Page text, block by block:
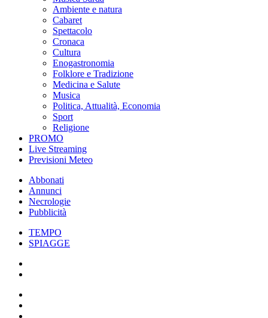
Ambiente e natura
Cabaret
Spettacolo
Cronaca
Cultura
Enogastronomia
Folklore e Tradizione
Medicina e Salute
Musica
Politica, Attualità, Economia
Sport
Religione
PROMO
Live Streaming
Previsioni Meteo
Abbonati
Annunci
Necrologie
Pubblicità
TEMPO
SPIAGGE